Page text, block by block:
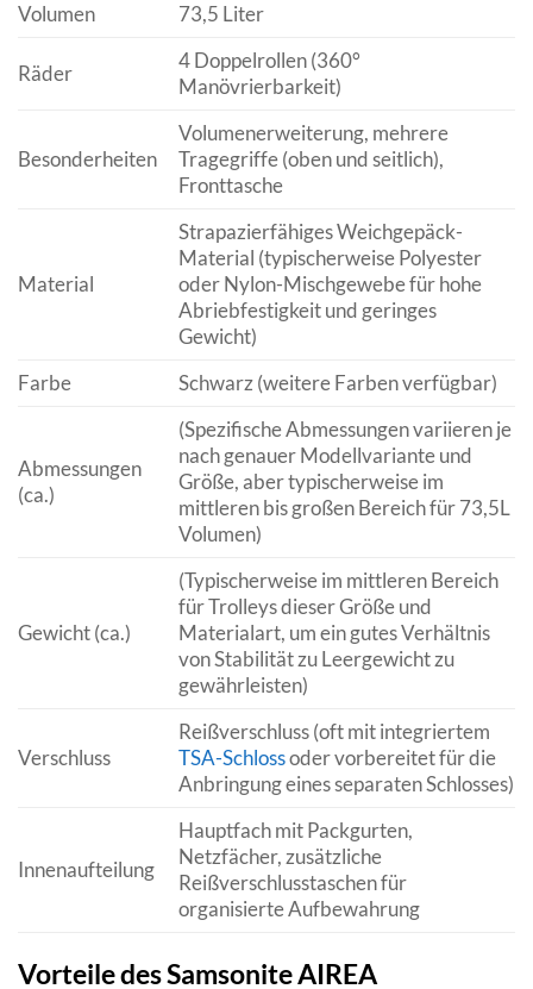
Volumen
73,5 Liter
Räder
4 Doppelrollen (360°
Manövrierbarkeit)
Besonderheiten
Volumenerweiterung, mehrere
Tragegriffe (oben und seitlich),
Fronttasche
Material
Strapazierfähiges Weichgepäck-
Material (typischerweise Polyester
oder Nylon-Mischgewebe für hohe
Abriebfestigkeit und geringes
Gewicht)
Farbe
Schwarz (weitere Farben verfügbar)
Abmessungen
(ca.)
(Spezifische Abmessungen variieren je
nach genauer Modellvariante und
Größe, aber typischerweise im
mittleren bis großen Bereich für 73,5L
Volumen)
Gewicht (ca.)
(Typischerweise im mittleren Bereich
für Trolleys dieser Größe und
Materialart, um ein gutes Verhältnis
von Stabilität zu Leergewicht zu
gewährleisten)
Verschluss
Reißverschluss (oft mit integriertem
TSA-Schlossoder vorbereitet für die
Anbringung eines separaten Schlosses)
Innenaufteilung
Hauptfach mit Packgurten,
Netzfächer, zusätzliche
Reißverschlusstaschen für
organisierte Aufbewahrung
Vorteile des Samsonite AIREA